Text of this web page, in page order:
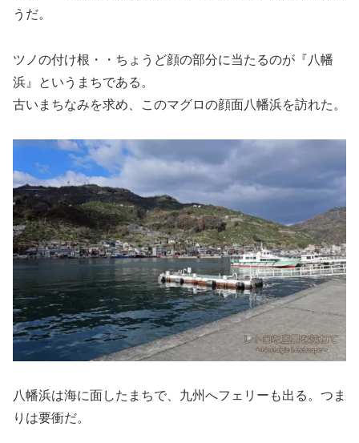
うだ。
ツノの付け根・・ちょうど顔の部分に当たるのが『八幡
浜』というまちである。
古いまちなみを求め、このマグロの顔面八幡浜を訪れた。
八幡浜は海に面したまちで、九州へフェリーも出る。つま
りは要衝だ。